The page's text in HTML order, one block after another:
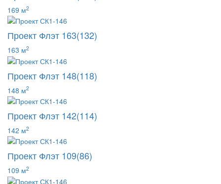
169 м2
Проект Флэт 163(132)
163 м2
Проект Флэт 148(118)
148 м2
Проект Флэт 142(114)
142 м2
Проект Флэт 109(86)
109 м2